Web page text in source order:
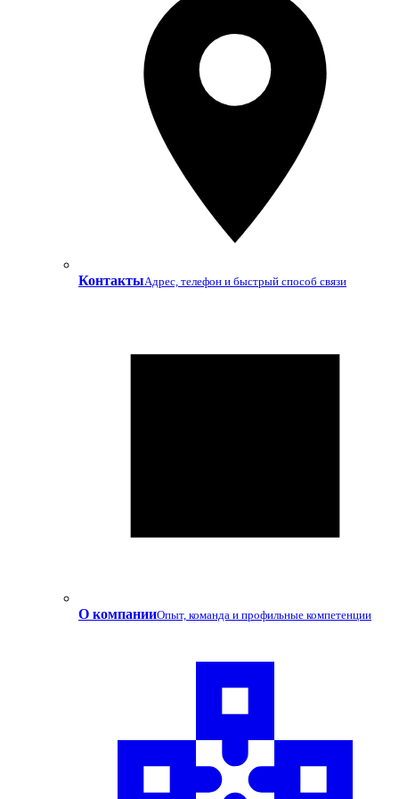
КонтактыАдрес, телефон и быстрый способ связи
О компанииОпыт, команда и профильные компетенции